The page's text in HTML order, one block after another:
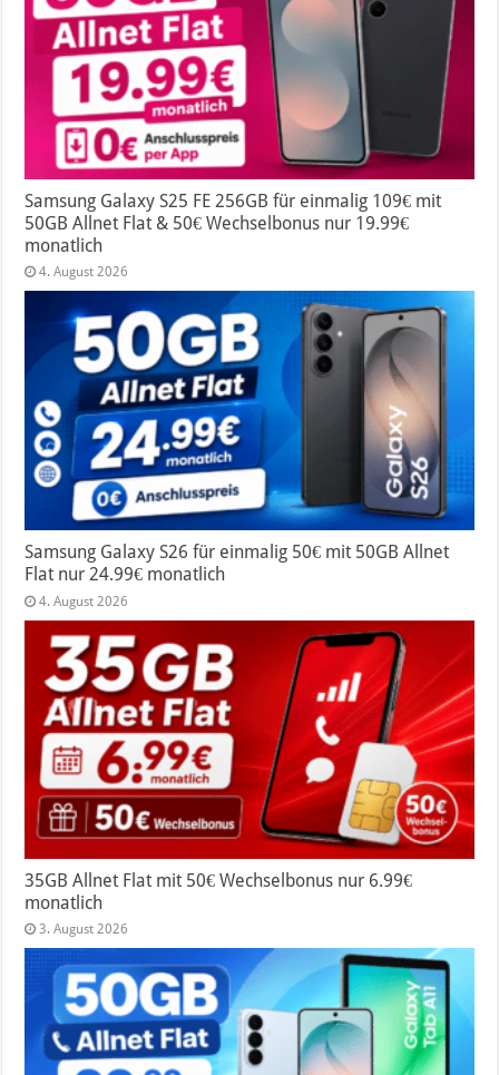
Samsung Galaxy S25 FE 256GB für einmalig 109€ mit
50GB Allnet Flat & 50€ Wechselbonus nur 19.99€
monatlich
4. August 2026
Samsung Galaxy S26 für einmalig 50€ mit 50GB Allnet
Flat nur 24.99€ monatlich
4. August 2026
35GB Allnet Flat mit 50€ Wechselbonus nur 6.99€
monatlich
3. August 2026